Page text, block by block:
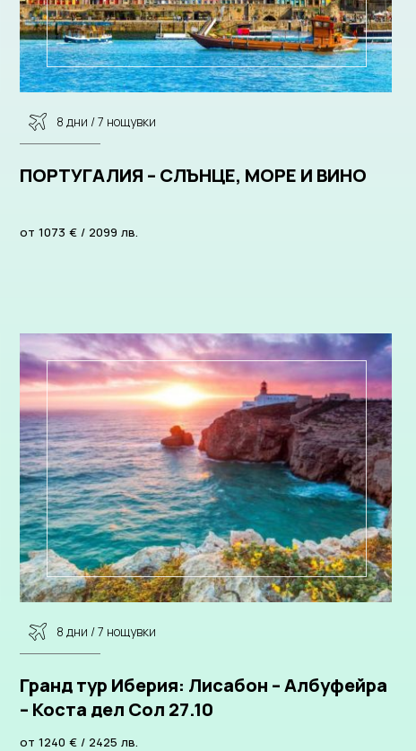
8 дни / 7 нощувки
ПОРТУГАЛИЯ – СЛЪНЦЕ, МОРЕ И ВИНО
от 1073 € / 2099 лв.
8 дни / 7 нощувки
Гранд тур Иберия: Лисабон – Албуфейра
– Коста дел Сол 27.10
от 1240 € / 2425 лв.